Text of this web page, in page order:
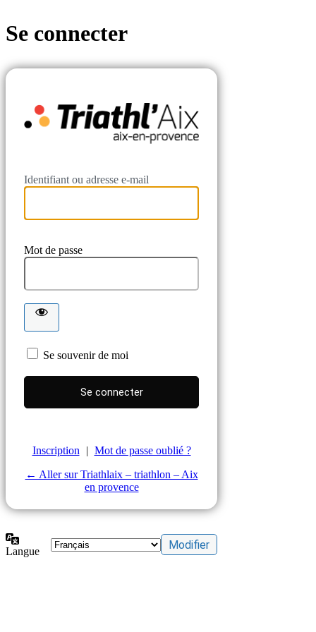
Se connecter
Identifiant ou adresse e-mail
Mot de passe
Se souvenir de moi
Inscription | Mot de passe oublié ?
← Aller sur Triathlaix – triathlon – Aix
en provence
Langue